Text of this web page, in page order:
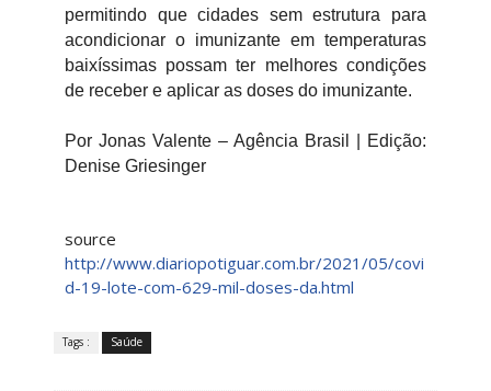
permitindo que cidades sem estrutura para
acondicionar o imunizante em temperaturas
baixíssimas possam ter melhores condições
de receber e aplicar as doses do imunizante.
Por Jonas Valente – Agência Brasil | Edição:
Denise Griesinger
source
http://www.diariopotiguar.com.br/2021/05/covi
d-19-lote-com-629-mil-doses-da.html
Tags : Saúde